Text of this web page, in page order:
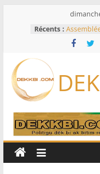
Récents :
Bénin:
du Sénat,
Pakistan
accord
RD